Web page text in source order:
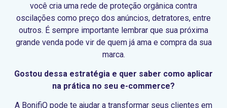
você cria uma rede de proteção orgânica contra
oscilações como preço dos anúncios, detratores, entre
outros. É sempre importante lembrar que sua próxima
grande venda pode vir de quem já ama e compra da sua
marca.
Gostou dessa estratégia e quer saber como aplicar
na prática no seu e-commerce?
A BonifiQ pode te ajudar a transformar seus clientes em